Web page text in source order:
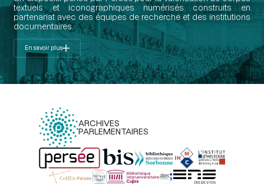
textuels et iconographiques numérisés construits en
partenariat avec des équipes de recherche et des institutions
documentaires.
En savoir plus
ARCHIVES
PARLEMENTAIRES